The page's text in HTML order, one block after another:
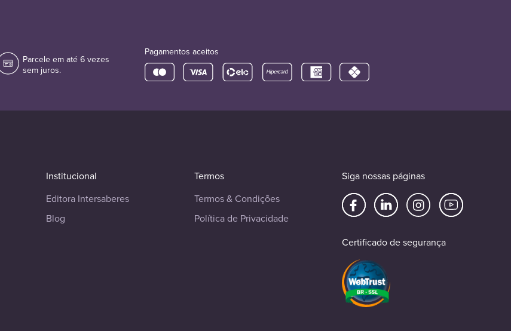
Parcele em até 6 vezes
sem juros.
Pagamentos aceitos
Institucional
Editora Intersaberes
Blog
Termos
Termos & Condições
Política de Privacidade
Siga nossas páginas
Certificado de segurança